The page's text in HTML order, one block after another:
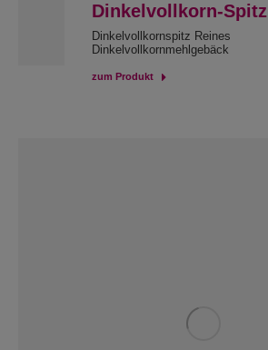
Dinkelvollkorn-Spitz
Dinkelvollkornspitz Reines
Dinkelvollkornmehlgebäck
zum Produkt